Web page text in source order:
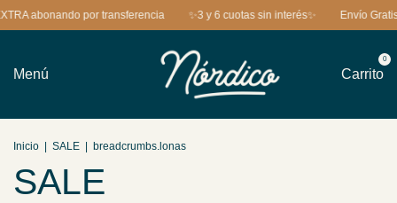
abonando por transferencia ✨3 y 6 cuotas sin interés✨ Envío
Menú Carrito
0
Inicio SALE breadcrumbs.lonas
SALE